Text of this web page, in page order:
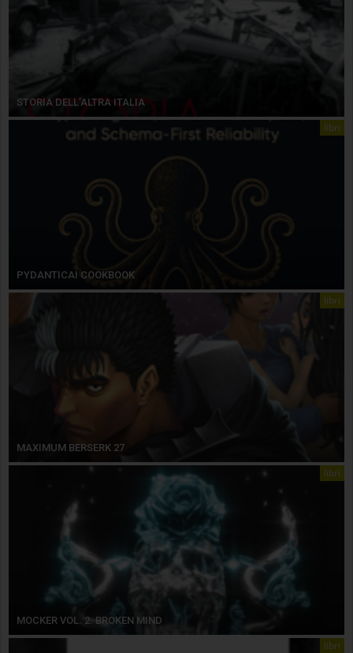
STORIA DELL’ALTRA ITALIA
libri
PYDANTICAI COOKBOOK
libri
MAXIMUM BERSERK 27
libri
MOCKER VOL. 2. BROKEN MIND
libri